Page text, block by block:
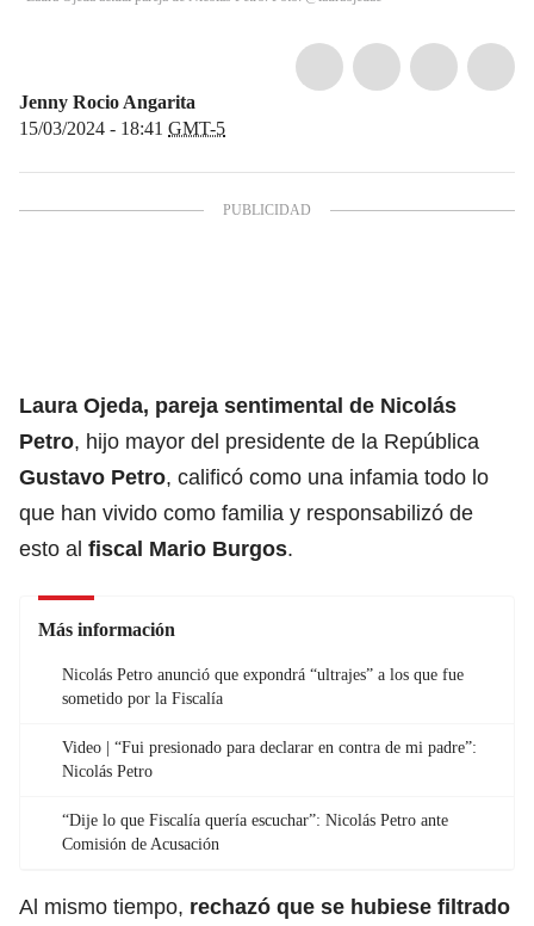
Jenny Rocio Angarita
15/03/2024 - 18:41 GMT-5
Laura Ojeda, pareja sentimental de Nicolás
Petro, hijo mayor del presidente de la República
Gustavo Petro, calificó como una infamia todo lo
que han vivido como familia y responsabilizó de
esto al fiscal Mario Burgos.
Más información
Nicolás Petro anunció que expondrá “ultrajes” a los que fue
sometido por la Fiscalía
Video | “Fui presionado para declarar en contra de mi padre”:
Nicolás Petro
“Dije lo que Fiscalía quería escuchar”: Nicolás Petro ante
Comisión de Acusación
Al mismo tiempo, rechazó que se hubiese filtrado